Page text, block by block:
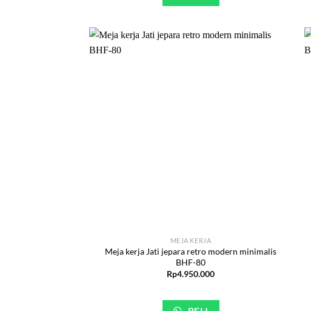
MEJA KERJA
Meja kerja Jati jepara retro modern minimalis
BHF-80
Rp4.950.000